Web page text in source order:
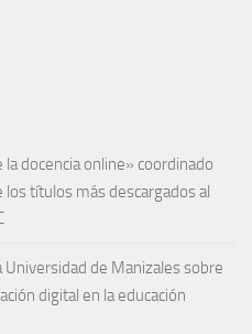
la docencia online» coordinado
los títulos más descargados al
de Manizales sobre
digital en la educación